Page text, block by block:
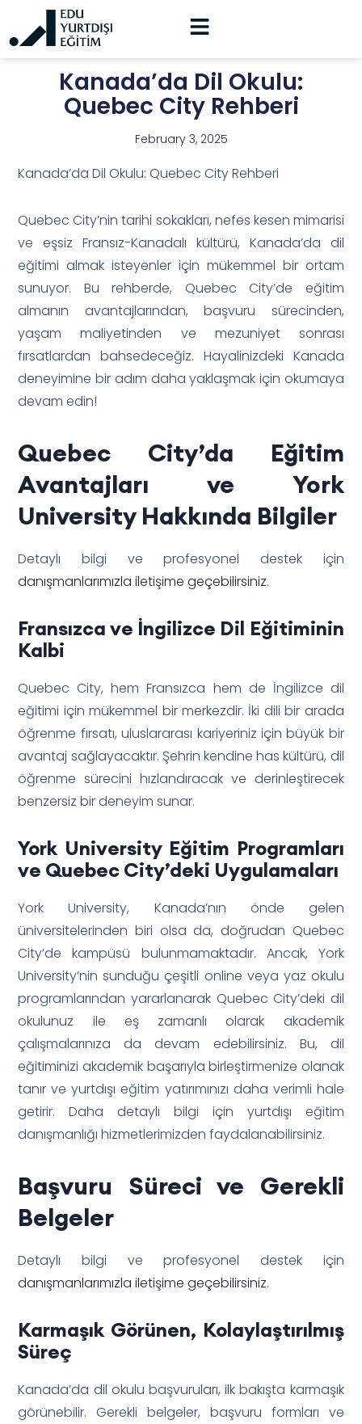
Kanada’da Dil Okulu:
Quebec City Rehberi
February 3, 2025
Kanada’da Dil Okulu: Quebec City Rehberi
Quebec City’nin tarihi sokakları, nefes kesen mimarisi
ve eşsiz Fransız-Kanadalı kültürü, Kanada’da dil
eğitimi almak isteyenler için mükemmel bir ortam
sunuyor. Bu rehberde, Quebec City’de eğitim
almanın avantajlarından, başvuru sürecinden,
yaşam maliyetinden ve mezuniyet sonrası
fırsatlardan bahsedeceğiz. Hayalinizdeki Kanada
deneyimine bir adım daha yaklaşmak için okumaya
devam edin!
Quebec City’da Eğitim
Avantajları ve York
University Hakkında Bilgiler
Detaylı bilgi ve profesyonel destek için
danışmanlarımızla iletişime geçebilirsiniz.
Fransızca ve İngilizce Dil Eğitiminin
Kalbi
Quebec City, hem Fransızca hem de İngilizce dil
eğitimi için mükemmel bir merkezdir. İki dili bir arada
öğrenme fırsatı, uluslararası kariyeriniz için büyük bir
avantaj sağlayacaktır. Şehrin kendine has kültürü, dil
öğrenme sürecini hızlandıracak ve derinleştirecek
benzersiz bir deneyim sunar.
York University Eğitim Programları
ve Quebec City’deki Uygulamaları
York University, Kanada’nın önde gelen
üniversitelerinden biri olsa da, doğrudan Quebec
City’de kampüsü bulunmamaktadır. Ancak, York
University’nin sunduğu çeşitli online veya yaz okulu
programlarından yararlanarak Quebec City’deki dil
okulunuz ile eş zamanlı olarak akademik
çalışmalarınıza da devam edebilirsiniz. Bu, dil
eğitiminizi akademik başarıyla birleştirmenize olanak
tanır ve yurtdışı eğitim yatırımınızı daha verimli hale
getirir. Daha detaylı bilgi için yurtdışı eğitim
danışmanlığı hizmetlerimizden faydalanabilirsiniz.
Başvuru Süreci ve Gerekli
Belgeler
Detaylı bilgi ve profesyonel destek için
danışmanlarımızla iletişime geçebilirsiniz.
Karmaşık Görünen, Kolaylaştırılmış
Süreç
Kanada’da dil okulu başvuruları, ilk bakışta karmaşık
görünebilir. Gerekli belgeler, başvuru formları ve